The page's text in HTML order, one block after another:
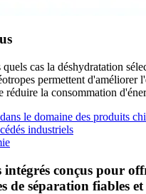
cas la déshydratation
permettent d'améliorer
réduire la consommation
le domaine des produits
industriels
intégrés conçus pour
de séparation fiables